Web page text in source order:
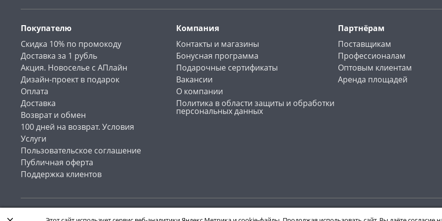
Покупателю
Скидка 10% по промокоду
Доставка за 1 рубль
Акция. Новоселье с АПлайн
Дизайн-проект в подарок
Оплата
Доставка
Возврат и обмен
100 дней на возврат. Условия
Услуги
Пользовательское соглашение
Публичная оферта
Поддержка клиентов
Компания
Контакты и магазины
Бонусная программа
Подарочные сертификаты
Вакансии
О компании
Политика в области защиты и обработки
персональных данных
Партнёрам
Поставщикам
Профессионалам
Оптовым клиентам
Аренда площадей
Интернет-магазин «АПлайн». Все права защищены , 2026